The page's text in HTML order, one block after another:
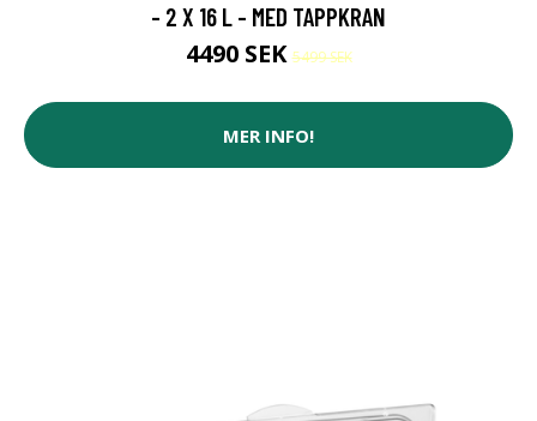
- 2 X 16 L - MED TAPPKRAN
4490 SEK5499 SEK
MER INFO!